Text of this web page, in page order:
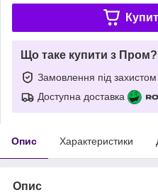
Що таке купити з Пром?
Замовлення під захистом
Доступна доставка
Опис Характеристики
Опис